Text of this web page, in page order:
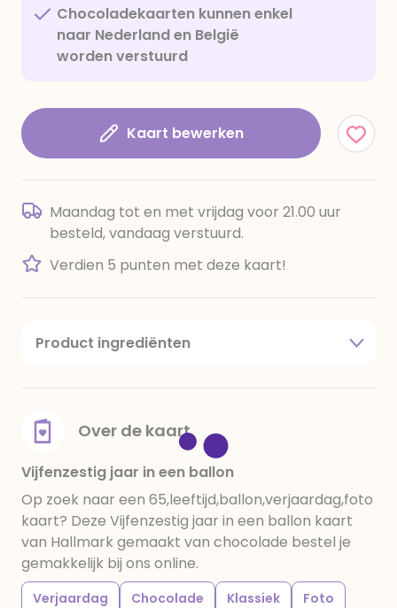
Chocoladekaarten kunnen enkel
naar Nederland en België
worden verstuurd
Kaart bewerken
Maandag tot en met vrijdag voor 21.00 uur
besteld, vandaag verstuurd.
Verdien 5 punten met deze kaart!
Product ingrediënten
amandelen,cacaomassa, emulgator (sojalecithine),
voedingszuur: citroenzuur E 330, verdikkingsmiddel
E415, water, bevochtigingsmiddel E422, emulgator:
E433, kleurstoffen: E102, E110, E122: kan de activiteit en
concentratie van kinderen negatief beïnvloeden,
E133, E151. Chocolade bevat ten minste 34%
cacaobestanddelen. Kan sporen van gluten
bevatten. Koel en droog bewaren.
Over de kaart
Vijfenzestig jaar in een ballon
Op zoek naar een 65,leeftijd,ballon,verjaardag,foto
kaart? Deze Vijfenzestig jaar in een ballon kaart
van Hallmark gemaakt van chocolade bestel je
gemakkelijk bij ons online.
Verjaardag Chocolade Klassiek
Foto